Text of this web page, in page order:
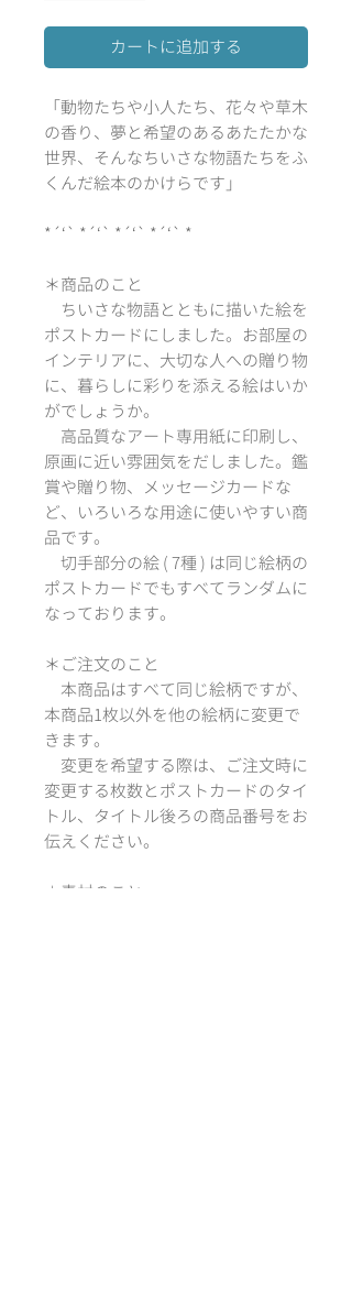
カートに追加する
「動物たちや小人たち、花々や草木
の香り、夢と希望のあるあたたかな
世界、そんなちいさな物語たちをふ
くんだ絵本のかけらです」
*´‘` *´‘` *´‘` *´‘` *
＊商品のこと
ちいさな物語とともに描いた絵を
ポストカードにしました。お部屋の
インテリアに、大切な人への贈り物
に、暮らしに彩りを添える絵はいか
がでしょうか。
高品質なアート専用紙に印刷し、
原画に近い雰囲気をだしました。鑑
賞や贈り物、メッセージカードな
ど、いろいろな用途に使いやすい商
品です。
切手部分の絵 ( 7種 ) は同じ絵柄の
ポストカードでもすべてランダムに
なっております。
＊ご注文のこと
本商品はすべて同じ絵柄ですが、
本商品1枚以外を他の絵柄に変更で
きます。
変更を希望する際は、ご注文時に
変更する枚数とポストカードのタイ
トル、タイトル後ろの商品番号をお
伝えください。
＊素材のこと